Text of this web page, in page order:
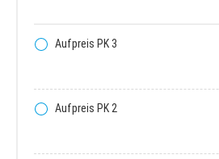
Aufpreis PK 3
Aufpreis PK 2